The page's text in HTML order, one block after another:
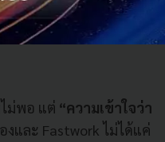
ม่พอ แต่ “ความเข้าใจว่า
งและ Fastwork ไม่ได้แค่